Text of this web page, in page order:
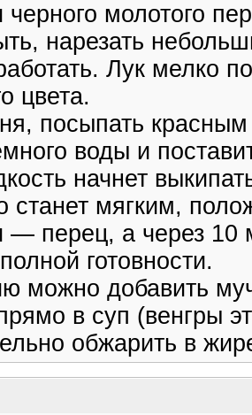
черного молотого
нарезать
Лук мелко
цвета.
посыпать
воды и
начнет
станет мягким,
— перец, а через
готовности.
можно добавить
в суп (венгры
обжарить в